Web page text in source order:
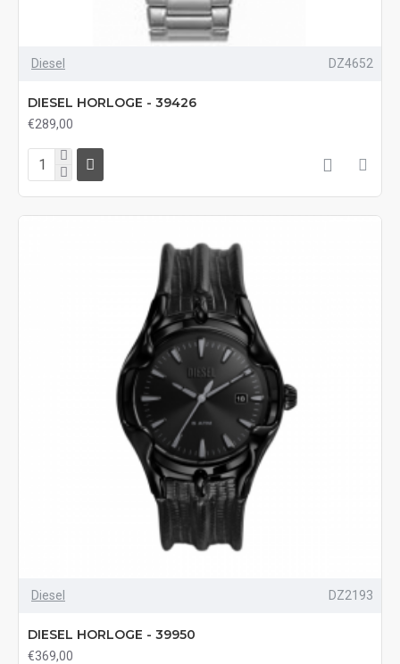
Diesel DZ4652
DIESEL HORLOGE - 39426
€289,00
Diesel DZ2193
DIESEL HORLOGE - 39950
€369,00